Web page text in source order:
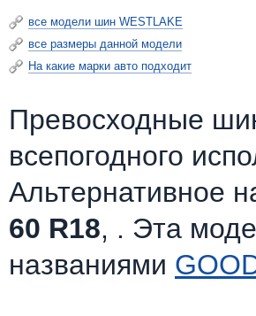
все модели шин WESTLAKE
все размеры данной модели
На какие марки авто подходит
Превосходные
всепогодного
Альтернативное
60 R18, . Эта
названиями